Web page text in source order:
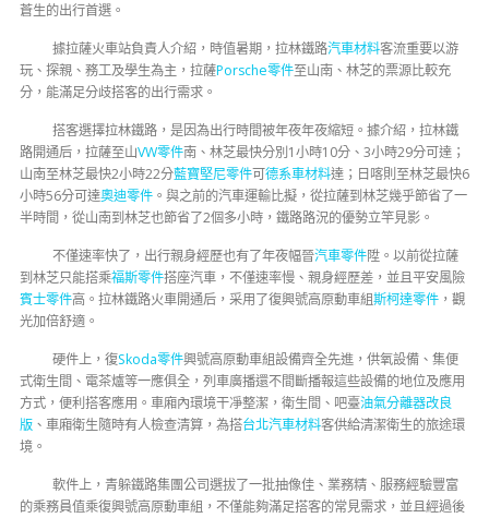
蒼生的出行首選。
據拉薩火車站負責人介紹，時值暑期，拉林鐵路汽車材料客流重要以游
玩、探親、務工及學生為主，拉薩Porsche零件至山南、林芝的票源比較充
分，能滿足分歧搭客的出行需求。
搭客選擇拉林鐵路，是因為出行時間被年夜年夜縮短。據介紹，拉林鐵
路開通后，拉薩至山VW零件南、林芝最快分別1小時10分、3小時29分可達；
山南至林芝最快2小時22分藍寶堅尼零件可德系車材料達；日喀則至林芝最快6
小時56分可達奧迪零件 。與之前的汽車運輸比擬，從拉薩到林芝幾乎節省了一
半時間，從山南到林芝也節省了2個多小時，鐵路路況的優勢立竿見影。
不僅速率快了，出行親身經歷也有了年夜幅晉汽車零件陞。以前從拉薩
到林芝只能搭乘福斯零件搭座汽車，不僅速率慢、親身經歷差，並且平安風險
賓士零件高。拉林鐵路火車開通后，采用了復興號高原動車組斯柯達零件 ，觀
光加倍舒適。
硬件上，復Skoda零件興號高原動車組設備齊全先進，供氧設備、集便
式衛生間、電茶爐等一應俱全，列車廣播還不間斷播報這些設備的地位及應用
方式，便利搭客應用。車廂內環境干凈整潔，衛生間、吧臺油氣分離器改良
版 、車廂衛生隨時有人檢查清算，為搭台北汽車材料客供給清潔衛生的旅途環
境。
軟件上，青躲鐵路集團公司選拔了一批抽像佳、業務精、服務經驗豐富
的乘務員值乘復興號高原動車組，不僅能夠滿足搭客的常見需求，並且經過後